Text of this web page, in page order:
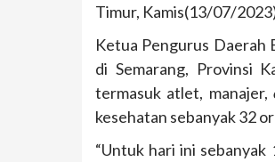
Timur, Kamis(13/07/
Ketua Pengurus Daerah
di Semarang, Provinsi
termasuk atlet, manajer,
kesehatan sebanyak 32
“Untuk hari ini